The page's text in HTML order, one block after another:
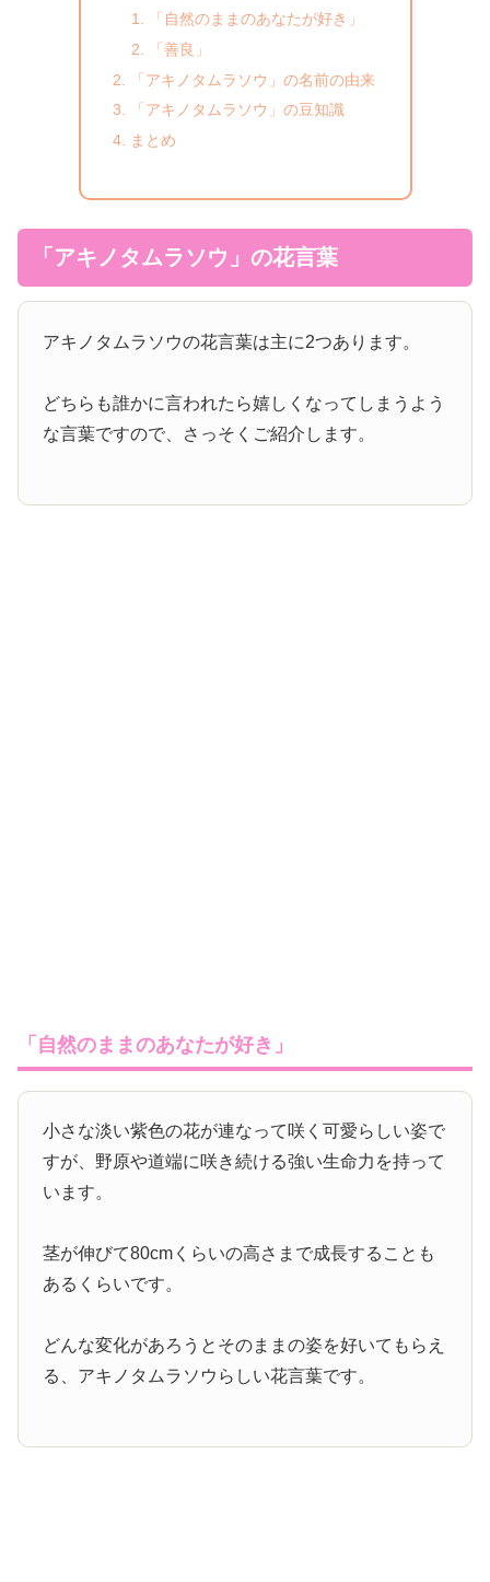
「自然のままのあなたが好き」
「善良」
「アキノタムラソウ」の名前の由来
「アキノタムラソウ」の豆知識
まとめ
「アキノタムラソウ」の花言葉
アキノタムラソウの花言葉は主に2つあります。
どちらも誰かに言われたら嬉しくなってしまうよう
な言葉ですので、さっそくご紹介します。
「自然のままのあなたが好き」
小さな淡い紫色の花が連なって咲く可愛らしい姿で
すが、野原や道端に咲き続ける強い生命力を持って
います。
茎が伸びて80cmくらいの高さまで成長することも
あるくらいです。
どんな変化があろうとそのままの姿を好いてもらえ
る、アキノタムラソウらしい花言葉です。